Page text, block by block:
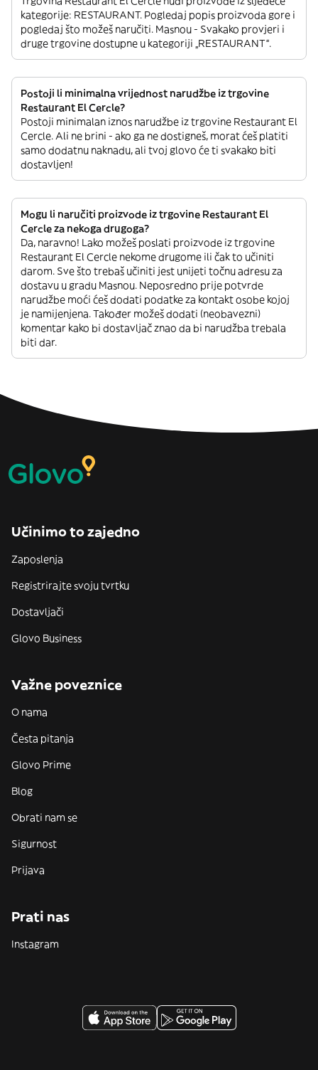
kategorije: RESTAURANT. Pogledaj popis proizvoda gore i
pogledaj što možeš naručiti. Masnou - Svakako provjeri i
druge trgovine dostupne u kategoriji „RESTAURANT“.
Postoji li minimalna vrijednost narudžbe iz trgovine
Restaurant El Cercle?
Postoji minimalan iznos narudžbe iz trgovine Restaurant El
Cercle. Ali ne brini - ako ga ne dostigneš, morat ćeš platiti
samo dodatnu naknadu, ali tvoj glovo će ti svakako biti
dostavljen!
Mogu li naručiti proizvode iz trgovine Restaurant El
Cercle za nekoga drugoga?
Da, naravno! Lako možeš poslati proizvode iz trgovine
Restaurant El Cercle nekome drugome ili čak to učiniti
darom. Sve što trebaš učiniti jest unijeti točnu adresu za
dostavu u gradu Masnou. Neposredno prije potvrde
narudžbe moći ćeš dodati podatke za kontakt osobe kojoj
je namijenjena. Također možeš dodati (neobavezni)
komentar kako bi dostavljač znao da bi narudžba trebala
biti dar.
Učinimo to zajedno
Zaposlenja
Registrirajte svoju tvrtku
Dostavljači
Glovo Business
Važne poveznice
O nama
Česta pitanja
Glovo Prime
Blog
Obrati nam se
Sigurnost
Prijava
Prati nas
Instagram